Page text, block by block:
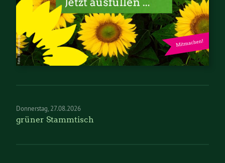
Donnerstag 27.08.2026
grüner Stammtisch